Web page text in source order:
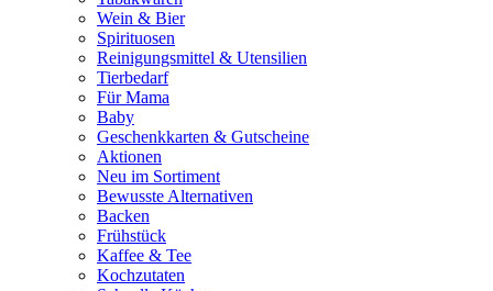
Wein & Bier
Spirituosen
Reinigungsmittel & Utensilien
Tierbedarf
Für Mama
Baby
Geschenkkarten & Gutscheine
Aktionen
Neu im Sortiment
Bewusste Alternativen
Backen
Frühstück
Kaffee & Tee
Kochzutaten